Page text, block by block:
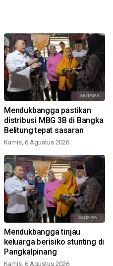
Mendukbangga pastikan
distribusi MBG 3B di Bangka
Belitung tepat sasaran
Kamis, 6 Agustus 2026
Mendukbangga tinjau
keluarga berisiko stunting di
Pangkalpinang
Kamis, 6 Agustus 2026